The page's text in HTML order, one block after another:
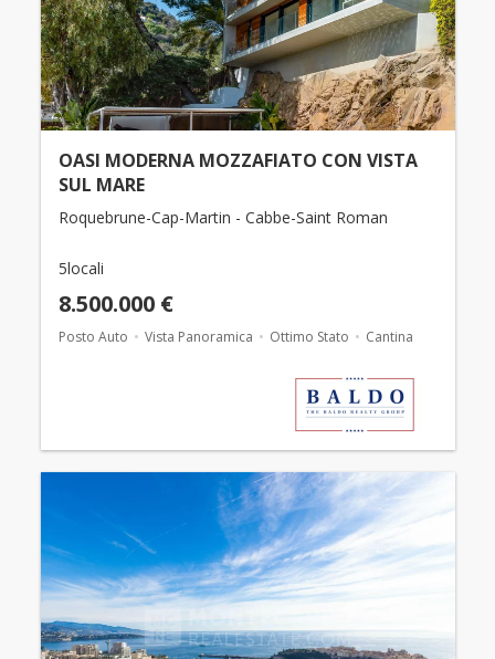
OASI MODERNA MOZZAFIATO CON VISTA
SUL MARE
Roquebrune-Cap-Martin - Cabbe-Saint Roman
5locali
8.500.000 €
Posto Auto Vista Panoramica Ottimo Stato Cantina